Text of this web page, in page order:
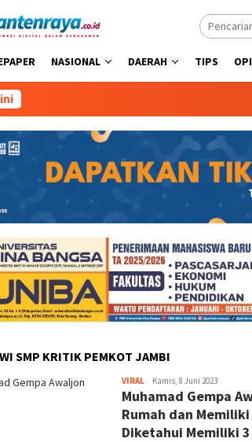
NASIONAL DAERAH TIPS
SMP KRITIK PEMKOT JAMBI
VIRAL Lusiatun
Nufus
Kamis, 8 Juni 2023
Muhamad Gempa
Rumah dan
Diketahui Memiliki